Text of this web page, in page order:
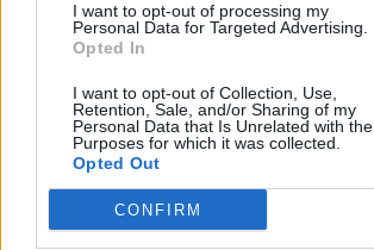
I want to opt-out of processing my
Personal Data for Targeted Advertising.
Opted In
I want to opt-out of Collection, Use,
Retention, Sale, and/or Sharing of my
Personal Data that Is Unrelated with the
Purposes for which it was collected.
Opted Out
CONFIRM